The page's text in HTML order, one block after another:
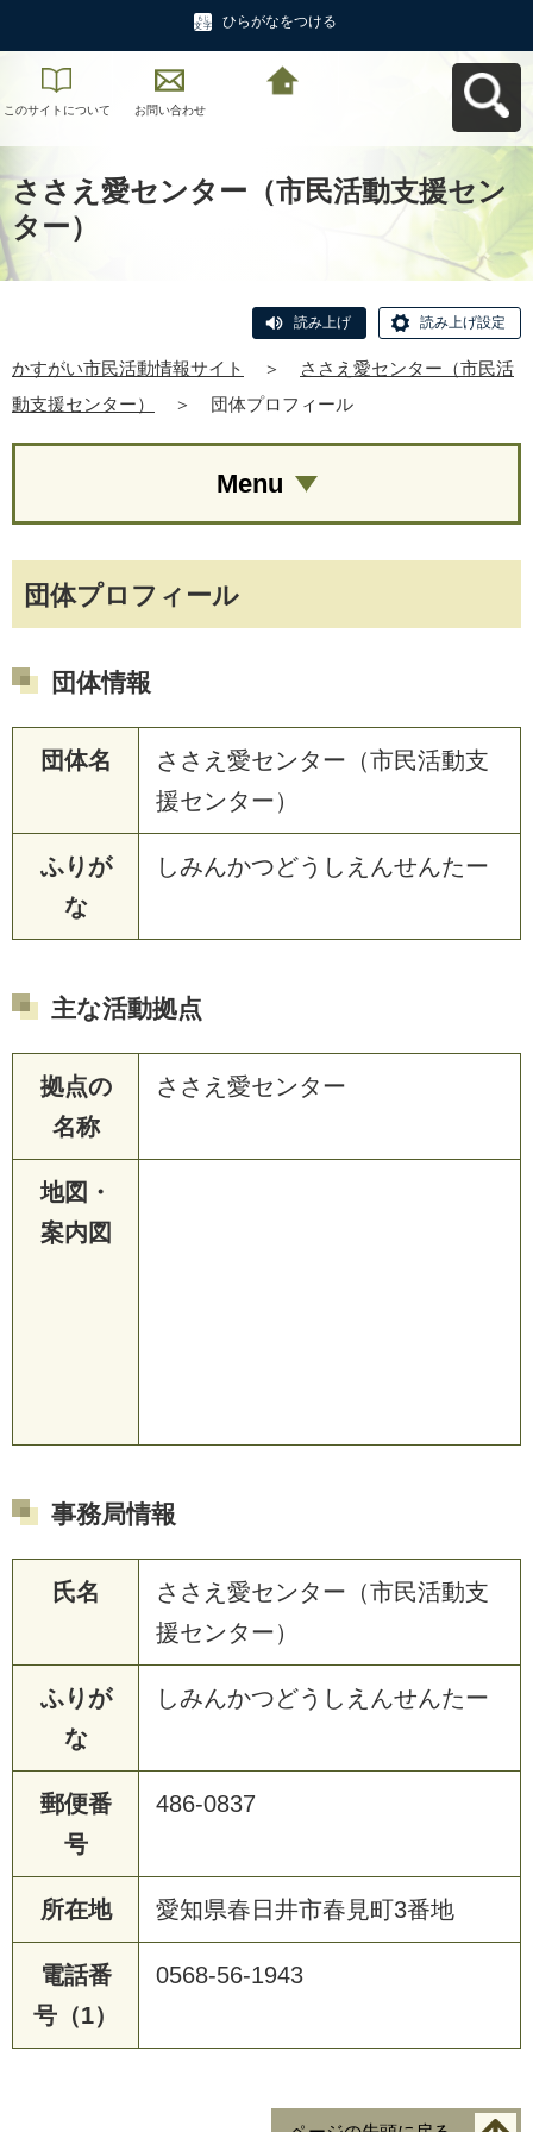
ひらがなをつける
このサイトについて お問い合わせ
ささえ愛センター（市民活動支援セン
ター）
読み上げ 読み上げ設定
かすがい市民活動情報サイト ＞
ささえ愛センター（市民活
動支援センター）
＞ 団体プロフィール
団体プロフィール
団体情報
団体名
ささえ愛センター（市民活動支
援センター）
ふりが
な
しみんかつどうしえんせんたー
主な活動拠点
拠点の
名称
ささえ愛センター
地図・
案内図
事務局情報
氏名
ささえ愛センター（市民活動支
援センター）
ふりが
な
しみんかつどうしえんせんたー
郵便番
号
486-0837
所在地 愛知県春日井市春見町3番地
電話番
号（1）
0568-56-1943
Menu